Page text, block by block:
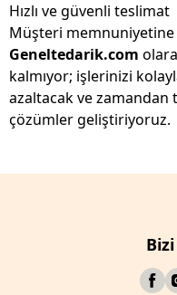
Hızlı ve güvenli teslimat
Müşteri memnuniyetine
Geneltedarik.com
kalmıyor; işlerinizi
azaltacak ve
çözümler geliştiriyoruz.